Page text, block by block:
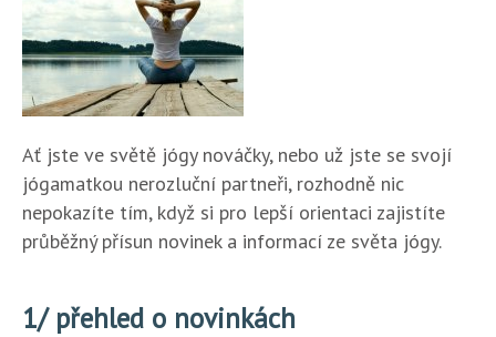
Ať jste ve světě jógy nováčky, nebo už jste se svojí
jógamatkou nerozluční partneři, rozhodně nic
nepokazíte tím, když si pro lepší orientaci zajistíte
průběžný přísun novinek a informací ze světa jógy.
1/ přehled o novinkách